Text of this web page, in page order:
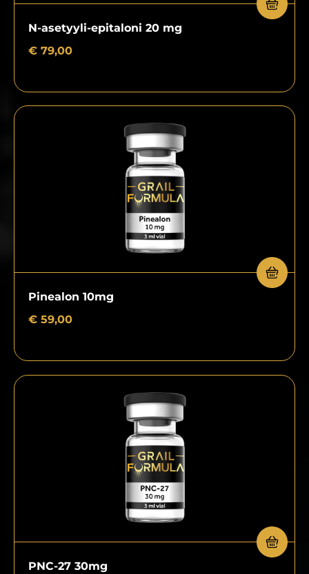
N-asetyyli-epitaloni 20 mg
€ 79,00
Pinealon 10mg
€ 59,00
PNC-27 30mg